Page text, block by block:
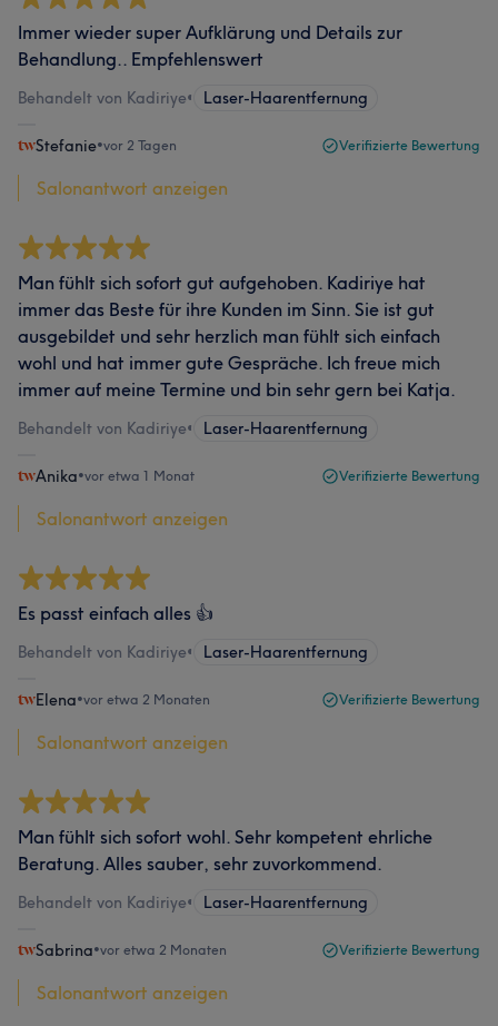
Immer wieder super Aufklärung und Details zur
Behandlung.. Empfehlenswert
Behandelt von Kadiriye• Laser-Haarentfernung
Stefanie•vor 2 Tagen Verifizierte Bewertung
Salonantwort anzeigen
Man fühlt sich sofort gut aufgehoben. Kadiriye hat
immer das Beste für ihre Kunden im Sinn. Sie ist gut
ausgebildet und sehr herzlich man fühlt sich einfach
wohl und hat immer gute Gespräche. Ich freue mich
immer auf meine Termine und bin sehr gern bei Katja.
Behandelt von Kadiriye• Laser-Haarentfernung
Anika•vor etwa 1 Monat Verifizierte Bewertung
Salonantwort anzeigen
Es passt einfach alles 👍
Behandelt von Kadiriye• Laser-Haarentfernung
Elena•vor etwa 2 Monaten Verifizierte Bewertung
Salonantwort anzeigen
Man fühlt sich sofort wohl. Sehr kompetent ehrliche
Beratung. Alles sauber, sehr zuvorkommend.
Behandelt von Kadiriye• Laser-Haarentfernung
Sabrina•vor etwa 2 Monaten Verifizierte Bewertung
Salonantwort anzeigen